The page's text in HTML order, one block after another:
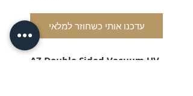
עדכנו אותי כשחוזר למלאי
AZ Double Sided Vacuum UV